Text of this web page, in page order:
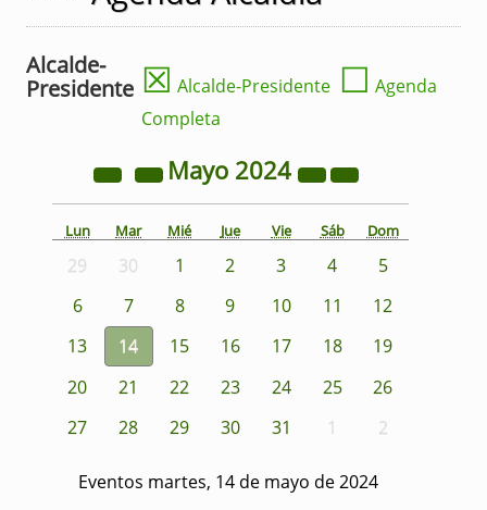
Alcalde-
Presidente ☒ Alcalde-Presidente ☐ Agenda
Completa
Mayo 2024
Lun Mar Mié Jue Vie Sáb Dom
29 30 1 2 3 4
5
6
7 8 9 10 11
12
13
14 15 16 17 18
19
20
21 22 23 24 25
26
27
28 29 30 31 1 2
Eventos martes, 14 de mayo de 2024